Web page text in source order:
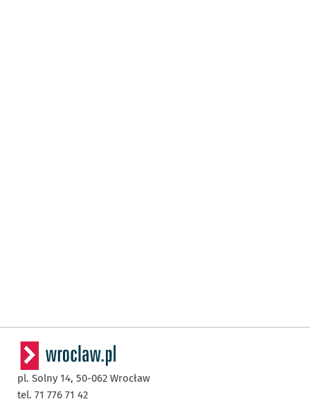
pl. Solny 14, 50-062 Wrocław
tel. 71 776 71 42